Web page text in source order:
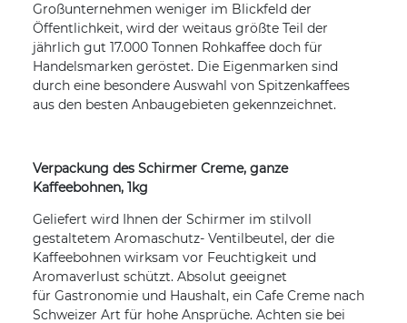
Großunternehmen weniger im Blickfeld der
Öffentlichkeit, wird der weitaus größte Teil der
jährlich gut 17.000 Tonnen Rohkaffee doch für
Handelsmarken geröstet. Die Eigenmarken sind
durch eine besondere Auswahl von Spitzenkaffees
aus den besten Anbaugebieten gekennzeichnet.
Verpackung des Schirmer Creme, ganze
Kaffeebohnen, 1kg
Geliefert wird Ihnen der Schirmer im stilvoll
gestaltetem Aromaschutz- Ventilbeutel, der die
Kaffeebohnen wirksam vor Feuchtigkeit und
Aromaverlust schützt. Absolut geeignet
für Gastronomie und Haushalt, ein Cafe Creme nach
Schweizer Art für hohe Ansprüche. Achten sie bei